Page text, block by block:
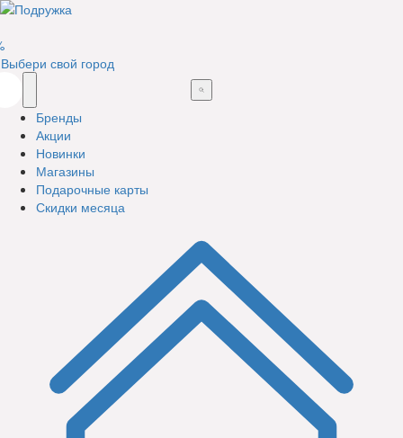
Выбери свой город
Бренды
Акции
Новинки
Магазины
Подарочные карты
Скидки месяца